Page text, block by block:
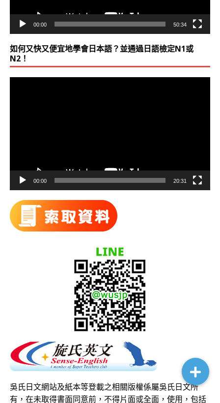
00:00 50:34
如何又快又便宜地學會日本語？並通過日語檢定N1或
N2！
00:00 20:31
吳氏日文網站及紙本等登載之相關版權係屬吳氏日文所
有，在未取得書面同意前，不得片面或全面，使用，包括